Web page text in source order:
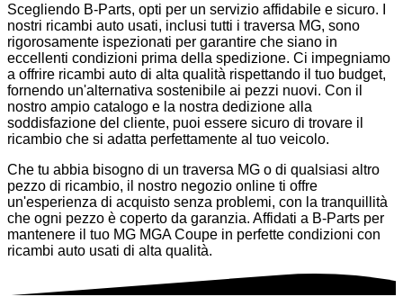
Scegliendo B-Parts, opti per un servizio affidabile e sicuro. I
nostri ricambi auto usati, inclusi tutti i traversa MG, sono
rigorosamente ispezionati per garantire che siano in
eccellenti condizioni prima della spedizione. Ci impegniamo
a offrire ricambi auto di alta qualità rispettando il tuo budget,
fornendo un'alternativa sostenibile ai pezzi nuovi. Con il
nostro ampio catalogo e la nostra dedizione alla
soddisfazione del cliente, puoi essere sicuro di trovare il
ricambio che si adatta perfettamente al tuo veicolo.
Che tu abbia bisogno di un traversa MG o di qualsiasi altro
pezzo di ricambio, il nostro negozio online ti offre
un'esperienza di acquisto senza problemi, con la tranquillità
che ogni pezzo è coperto da garanzia. Affidati a B-Parts per
mantenere il tuo MG MGA Coupe in perfette condizioni con
ricambi auto usati di alta qualità.